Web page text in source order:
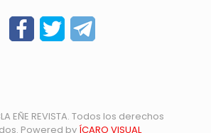
EÑE REVISTA. Todos los derechos
Powered by ÍCARO VISUAL